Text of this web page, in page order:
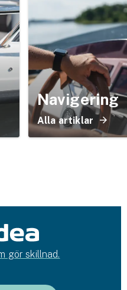
Navigering
Alla artiklar
gör skillnad.